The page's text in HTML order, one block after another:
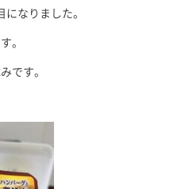
なりました。
。
です。